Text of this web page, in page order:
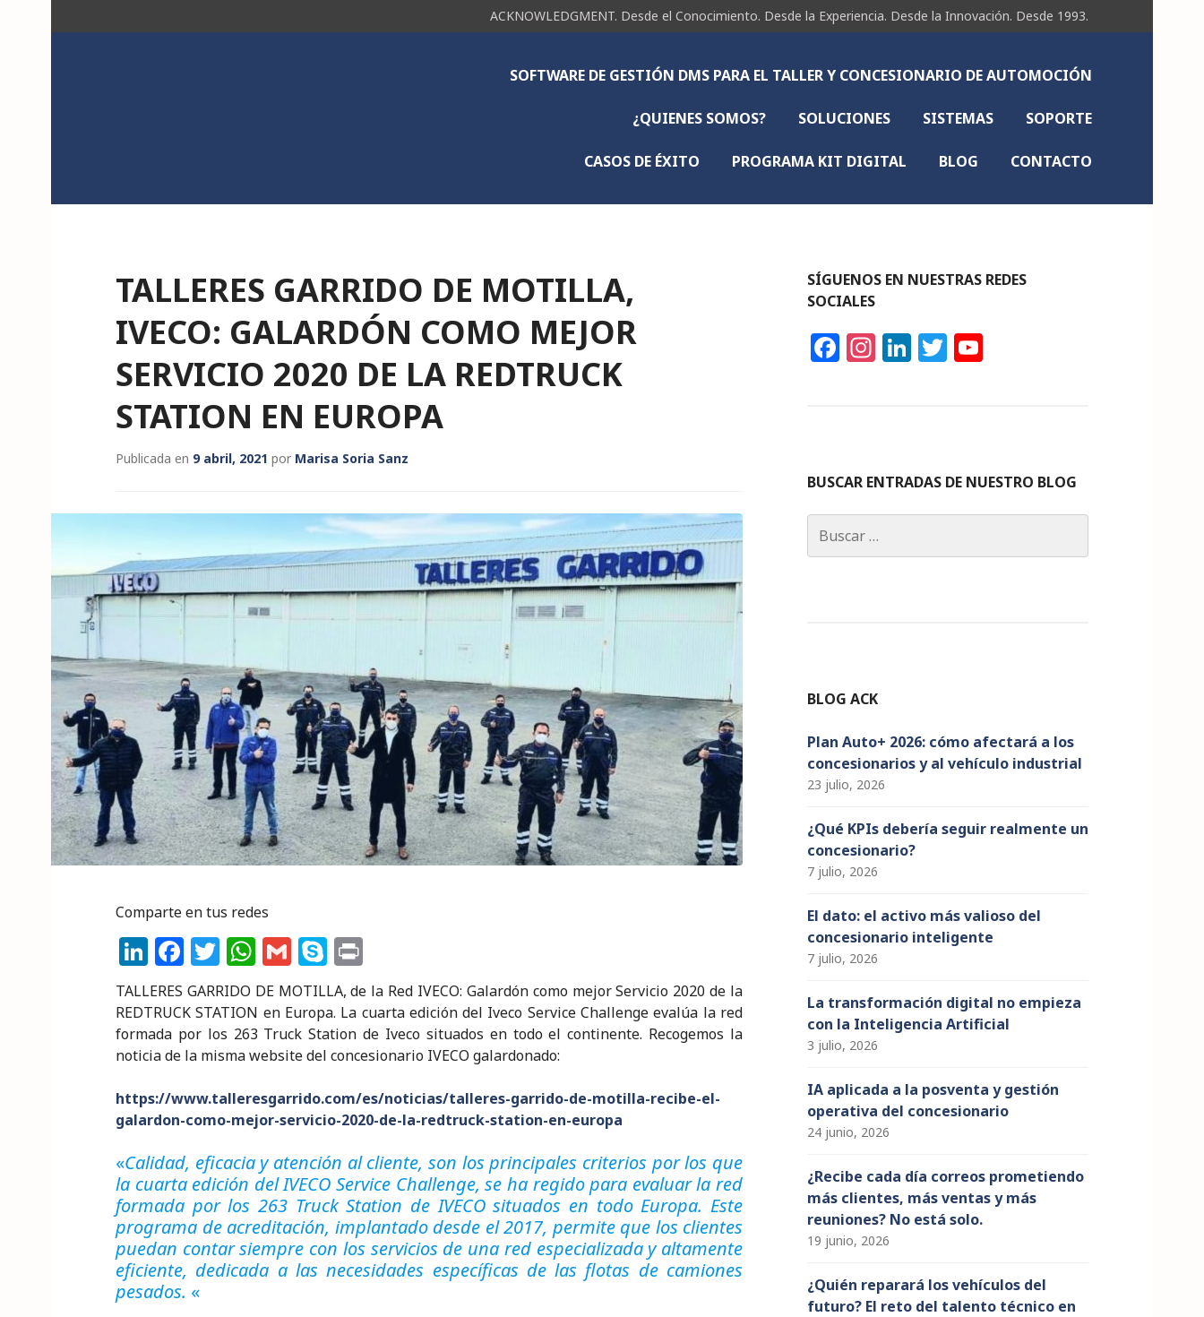
al
ACKNOWLEDGMENT. Desde el Conocimiento. Desde la Experiencia. Desde la Innovación. Desde 1993.
SOFTWARE DE GESTIÓN DMS PARA EL TALLER Y CONCESIONARIO DE AUTOMOCIÓN
¿QUIENES SOMOS? SOLUCIONES SISTEMAS SOPORTE
CASOS DE ÉXITO PROGRAMA KIT DIGITAL BLOG CONTACTO
TALLERES GARRIDO DE MOTILLA,
IVECO: GALARDÓN COMO MEJOR
SERVICIO 2020 DE LA REDTRUCK
STATION EN EUROPA
Publicada en 9 abril, 2021 por Marisa Soria Sanz
Comparte en tus redes
Li
n
k
e
dI
n
F
a
c
e
b
o
o
k
T
w
it
te
r
W
h
a
ts
A
p
p
G
m
ai
l
S
k
y
p
e
ri
n
t
TALLERES GARRIDO DE MOTILLA, de la Red IVECO: Galardón como mejor Servicio 2020 de la
REDTRUCK STATION en Europa. La cuarta edición del Iveco Service Challenge evalúa la red
formada por los 263 Truck Station de Iveco situados en todo el continente. Recogemos la
noticia de la misma website del concesionario IVECO galardonado:
https://www.talleresgarrido.com/es/noticias/talleres-garrido-de-motilla-recibe-el-
galardon-como-mejor-servicio-2020-de-la-redtruck-station-en-europa
«Calidad, eficacia y atención al cliente, son los principales criterios por los que
la cuarta edición del IVECO Service Challenge, se ha regido para evaluar la red
formada por los 263 Truck Station de IVECO situados en todo Europa. Este
programa de acreditación, implantado desde el 2017, permite que los clientes
puedan contar siempre con los servicios de una red especializada y altamente
eficiente, dedicada a las necesidades específicas de las flotas de camiones
pesados. «
SÍGUENOS EN NUESTRAS REDES
SOCIALES
F
o
o
k
In
m
Li
n
T
b
e
C
BUSCAR ENTRADAS DE NUESTRO BLOG
BLOG ACK
Plan Auto+ 2026: cómo afectará a los
concesionarios y al vehículo industrial
23 julio, 2026
¿Qué KPIs debería seguir realmente un
concesionario?
7 julio, 2026
El dato: el activo más valioso del
concesionario inteligente
7 julio, 2026
La transformación digital no empieza
con la Inteligencia Artificial
3 julio, 2026
IA aplicada a la posventa y gestión
operativa del concesionario
24 junio, 2026
¿Recibe cada día correos prometiendo
más clientes, más ventas y más
reuniones? No está solo.
19 junio, 2026
¿Quién reparará los vehículos del
futuro? El reto del talento técnico en